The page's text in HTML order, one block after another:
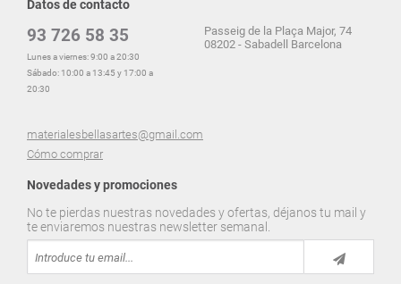
Datos de contacto
93 726 58 35
Lunes a viernes: 9:00 a 20:30
Sábado: 10:00 a 13:45 y 17:00 a
20:30
materialesbellasartes@gmail.com
Cómo comprar
Passeig de la Plaça Major, 74
08202 - Sabadell Barcelona
Novedades y promociones
No te pierdas nuestras novedades y ofertas, déjanos tu mail y
te enviaremos nuestras newsletter semanal.